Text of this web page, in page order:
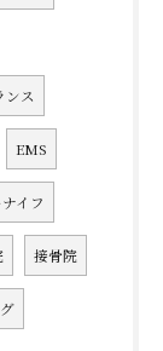
ンス
EMS
イフ
接骨院